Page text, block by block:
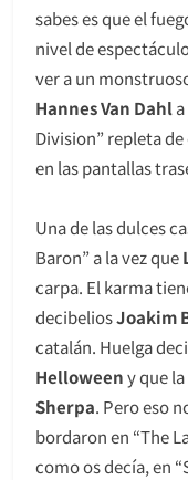
sabes es que el
nivel de
ver a un
Hannes Van Dahl
Division” repleta
en las pantallas
Una de las dulces
Baron” a la vez que
carpa. El karma
decibeliosJoakim
catalán. Huelga
Helloweeny que
Sherpa. Pero eso
bordaron en “The
como os decía, en